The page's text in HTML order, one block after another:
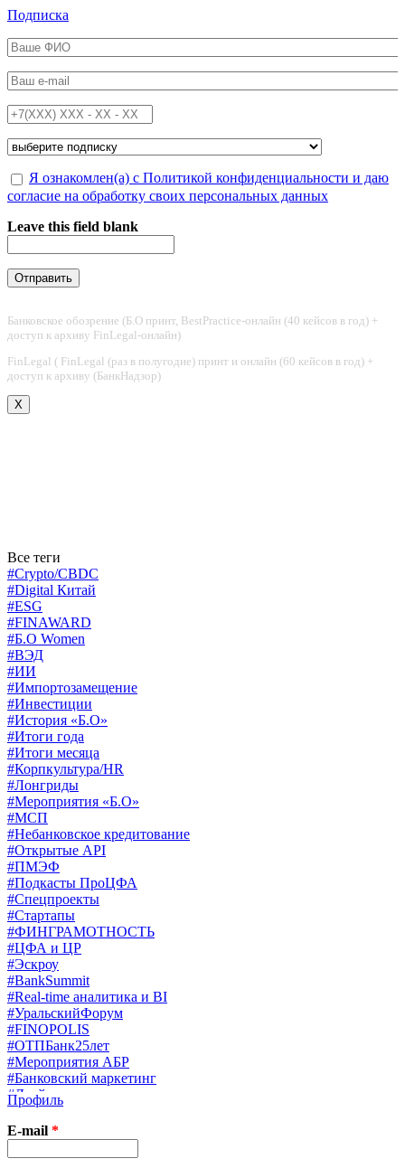
Перейти к основному содержанию
Подписка
ФИО*
Email*
Телефон*
Подписка на*
Обработка персональных данных*
Я ознакомлен(а) с Политикой конфиденциальности и даю
согласие на обработку своих персональных данных
Leave this field blank
Банковское обозрение (Б.О принт, BestPractice-онлайн (40 кейсов в год) +
доступ к архиву FinLegal-онлайн)
FinLegal ( FinLegal (раз в полугодие) принт и онлайн (60 кейсов в год) +
доступ к архиву (БанкНадзор)
X
Все теги
#Crypto/CBDC
#Digital Китай
#ESG
#FINAWARD
#Б.О Women
#ВЭД
#ИИ
#Импортозамещение
#Инвестиции
#История «Б.О»
#Итоги года
#Итоги месяца
#Корпкультура/HR
#Лонгриды
#Мероприятия «Б.О»
#МСП
#Небанковское кредитование
#Открытые API
#ПМЭФ
#Подкасты ПроЦФА
#Спецпроекты
#Стартапы
#ФИНГРАМОТНОСТЬ
#ЦФА и ЦР
#Эскроу
#BankSummit
#Real-time аналитика и BI
#УральскийФорум
#FINOPOLIS
#ОТПБанк25лет
#Мероприятия АБР
#Банковский маркетинг
#Драйверы страхования
#Финконгресс ЦБ
#PB&WM
#UX/CX
#Экосистемы
Профиль
E-mail *